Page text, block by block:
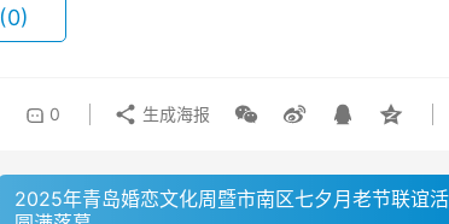
(0)
0 生成海报
2025年青岛婚恋文化周暨市南区七夕月老节联谊